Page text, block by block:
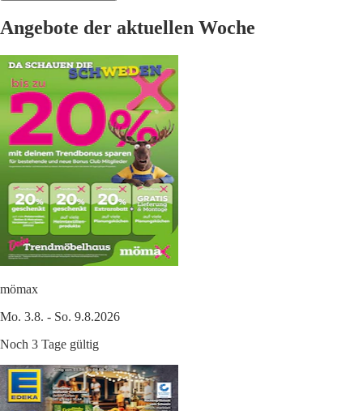
Angebote der aktuellen Woche
mömax
Mo. 3.8. - So. 9.8.2026
Noch 3 Tage gültig